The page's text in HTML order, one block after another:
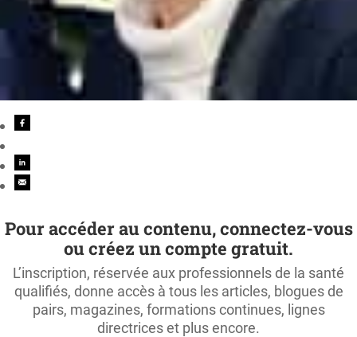
Pour accéder au contenu, connectez-vous
ou créez un compte gratuit.
L’inscription, réservée aux professionnels de la santé
qualifiés, donne accès à tous les articles, blogues de
pairs, magazines, formations continues, lignes
directrices et plus encore.